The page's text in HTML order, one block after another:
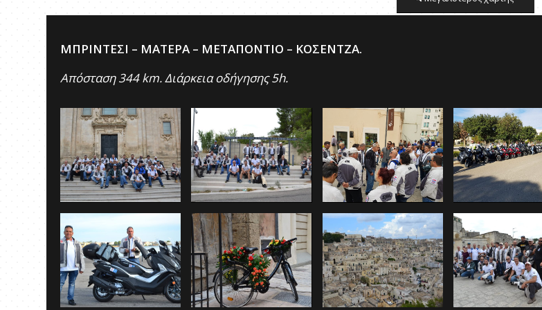
ΜΠΡΙΝΤΕΣΙ – ΜΑΤΕΡΑ – ΜΕΤΑΠΟΝΤΙΟ – ΚΟΣΕΝΤΖΑ.
Απόσταση 344 km. Διάρκεια οδήγησης 5h.